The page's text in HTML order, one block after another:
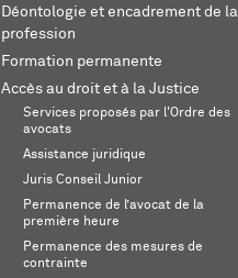
Déontologie et encadrement de la
profession
Formation permanente
Accès au droit et à la Justice
Services proposés par l'Ordre des
avocats
Assistance juridique
Juris Conseil Junior
Permanence de l’avocat de la
première heure
Permanence des mesures de
contrainte